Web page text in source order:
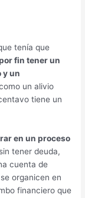
tenía que
fin tener un
y un
un alivio
tiene un
en un proceso
tener deuda,
cuenta de
organicen en
financiero que